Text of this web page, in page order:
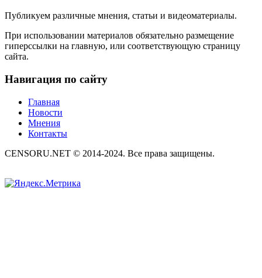
Публикуем различные мнения, статьи и видеоматериалы.
При использовании материалов обязательно размещение
гиперссылки на главную, или соответствующую страницу
сайта.
Навигация по сайту
Главная
Новости
Мнения
Контакты
CENSORU.NET © 2014-2024. Все права защищены.